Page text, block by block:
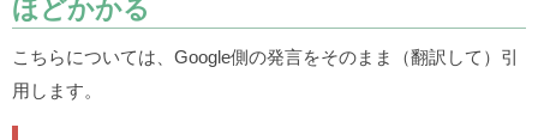
ほどかかる
こちらについては、Google側の発言をそのまま（翻訳して）引
用します。